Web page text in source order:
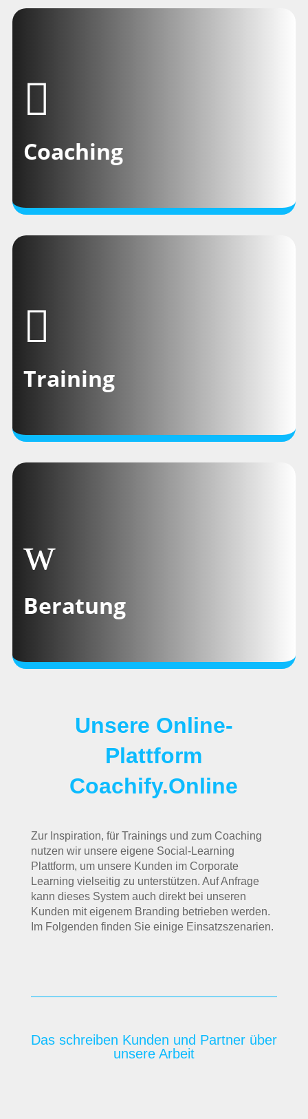
Coachingfür Führungskräfte,
Trainingfür agiles Projektmanagement,
BeratungMitarbeiterpotenziale entfalten,
Transformationsbegleitung,
Unsere Online-
Plattform
Coachify.Online
Zur Inspiration, für Trainings und zum Coaching
nutzen wir unsere eigene Social-Learning
Plattform, um unsere Kunden im Corporate
Learning vielseitig zu unterstützen. Auf Anfrage
kann dieses System auch direkt bei unseren
Kunden mit eigenem Branding betrieben werden.
Im Folgenden finden Sie einige Einsatzszenarien.
Das schreiben Kunden und Partner über
unsere Arbeit